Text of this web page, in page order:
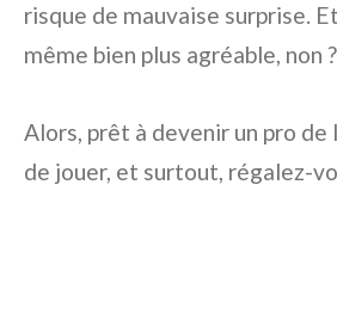
risque de mauvaise surprise.
même bien plus agréable, non ?
Alors, prêt à devenir un pro de
de jouer, et surtout, régalez-